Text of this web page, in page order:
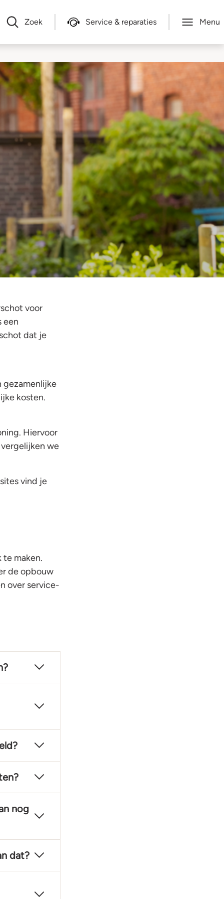
Zoek Service & reparaties Menu
voor
een
dat je
gezamenlijke
kosten.
Hiervoor
we
vind je
maken.
de opbouw
over service-
nog
dat?